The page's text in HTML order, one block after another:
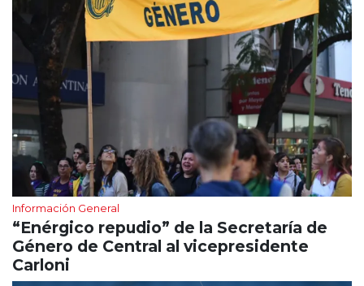
Información General
“Enérgico repudio” de la Secretaría de
Género de Central al vicepresidente
Carloni